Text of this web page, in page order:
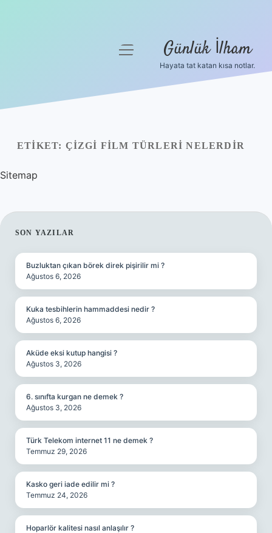
Yasal Uyarı
Hakkımızda
menüyü
Günlük İlham
Hayata tat katan kısa notlar.
ETIKET: ÇIZGI FILM TÜRLERI NELERDIR
Sitemap
SIDEBAR
SON YAZILAR
Buzluktan çıkan börek direk pişirilir mi ?
Ağustos 6, 2026
Kuka tesbihlerin hammaddesi nedir ?
Ağustos 6, 2026
Aküde eksi kutup hangisi ?
Ağustos 3, 2026
6. sınıfta kurgan ne demek ?
Ağustos 3, 2026
Türk Telekom internet 11 ne demek ?
Temmuz 29, 2026
Kasko geri iade edilir mi ?
Temmuz 24, 2026
Hoparlör kalitesi nasıl anlaşılır ?